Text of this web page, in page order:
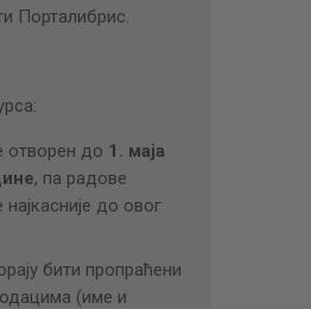
Порталибрис.
отворен до 1. маја
, па радове
до овог
бити пропраћени
(име и